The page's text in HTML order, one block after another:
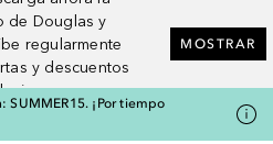
de Douglas y
regularmente
y descuentos
MOSTRAR
¡Por tiempo